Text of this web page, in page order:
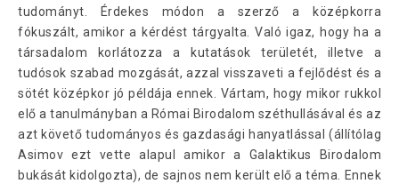
tudományt. Érdekes módon a szerző a középkorra
fókuszált, amikor a kérdést tárgyalta. Való igaz, hogy ha a
társadalom korlátozza a kutatások területét, illetve a
tudósok szabad mozgását, azzal visszaveti a fejlődést és a
sötét középkor jó példája ennek. Vártam, hogy mikor rukkol
elő a tanulmányban a Római Birodalom széthullásával és az
azt követő tudományos és gazdasági hanyatlással (állítólag
Asimov ezt vette alapul amikor a Galaktikus Birodalom
bukását kidolgozta), de sajnos nem került elő a téma. Ennek